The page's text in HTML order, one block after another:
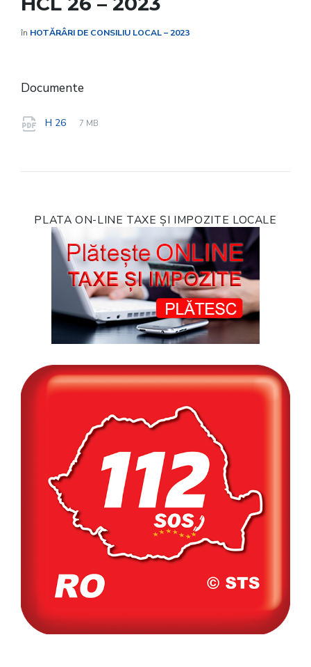
în HOTĂRÂRI DE CONSILIU LOCAL – 2023
Documente
H 26
File
pdf
File
7 MB
PLATA ON-LINE TAXE ȘI IMPOZITE LOCALE